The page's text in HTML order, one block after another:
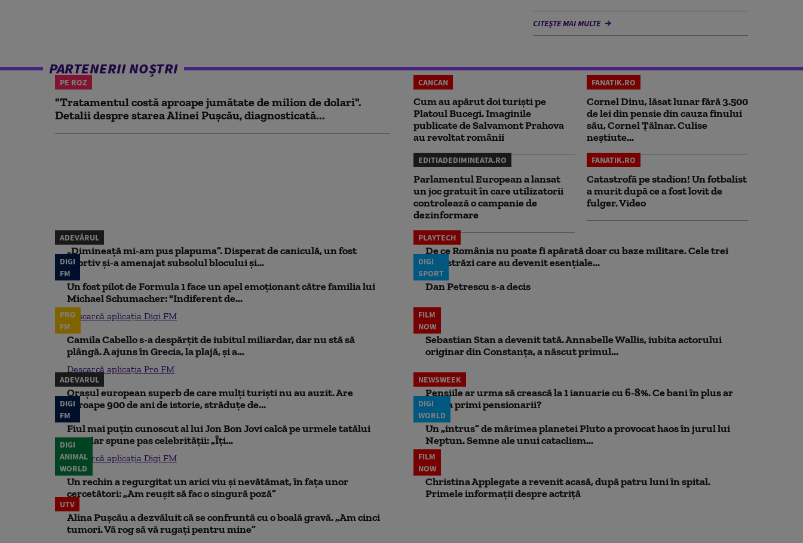
CITEȘTE MAI MULTE
PARTENERII NOȘTRI
PE ROZ
"Tratamentul costă aproape jumătate de milion de dolari".
Detalii despre starea Alinei Pușcău, diagnosticată...
CANCAN
Cum au apărut doi turiști pe
Platoul Bucegi. Imaginile
publicate de Salvamont Prahova
au revoltat românii
FANATIK.RO
Cornel Dinu, lăsat lunar fără 3.500
de lei din pensie din cauza finului
său, Cornel Țălnar. Culise
neștiute...
EDITIADEDIMINEATA.RO
Parlamentul European a lansat
un joc gratuit în care utilizatorii
controlează o campanie de
dezinformare
FANATIK.RO
Catastrofă pe stadion! Un fotbalist
a murit după ce a fost lovit de
fulger. Video
ADEVĂRUL
„Dimineață mi-am pus plapuma”. Disperat de caniculă, un fost
sportiv și-a amenajat subsolul blocului și...
PLAYTECH
De ce România nu poate fi apărată doar cu baze militare. Cele trei
autostrăzi care au devenit esențiale...
DIGI
FM
Un fost pilot de Formula 1 face un apel emoționant către familia lui
Michael Schumacher: "Indiferent de...
Descarcă aplicația Digi FM
DIGI
SPORT
Dan Petrescu s-a decis
PRO
FM
Camila Cabello s-a despărțit de iubitul miliardar, dar nu stă să
plângă. A ajuns în Grecia, la plajă, și a...
Descarcă aplicația Pro FM
FILM
NOW
Sebastian Stan a devenit tată. Annabelle Wallis, iubita actorului
originar din Constanța, a născut primul...
ADEVARUL
Orașul european superb de care mulți turiști nu au auzit. Are
aproape 900 de ani de istorie, străduțe de...
NEWSWEEK
Pensiile ar urma să crească la 1 ianuarie cu 6-8%. Ce bani în plus ar
putea primi pensionarii?
DIGI
FM
Fiul mai puțin cunoscut al lui Jon Bon Jovi calcă pe urmele tatălui
său, dar spune pas celebrității: „Îți...
Descarcă aplicația Digi FM
DIGI
WORLD
Un „intrus” de mărimea planetei Pluto a provocat haos în jurul lui
Neptun. Semne ale unui cataclism...
DIGI
ANIMAL
WORLD
Un rechin a regurgitat un arici viu și nevătămat, în fața unor
cercetători: „Am reușit să fac o singură poză”
FILM
NOW
Christina Applegate a revenit acasă, după patru luni în spital.
Primele informații despre actriță
UTV
Alina Pușcău a dezvăluit că se confruntă cu o boală gravă. „Am cinci
tumori. Vă rog să vă rugați pentru mine”